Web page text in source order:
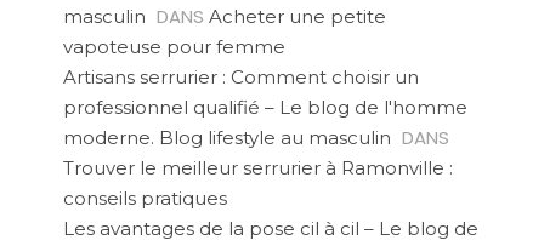
masculin DANS Acheter une petite
vapoteuse pour femme
Artisans serrurier : Comment choisir un
professionnel qualifié – Le blog de l'homme
moderne. Blog lifestyle au masculin DANS
Trouver le meilleur serrurier à Ramonville :
conseils pratiques
Les avantages de la pose cil à cil – Le blog de